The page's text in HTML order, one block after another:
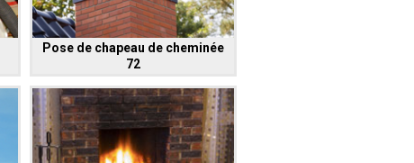
Pose de chapeau de cheminée
72